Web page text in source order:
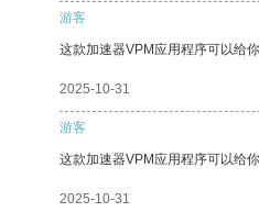
游客
这款加速器VPM应用程序可以给
2025-10-31
游客
这款加速器VPM应用程序可以给
2025-10-31